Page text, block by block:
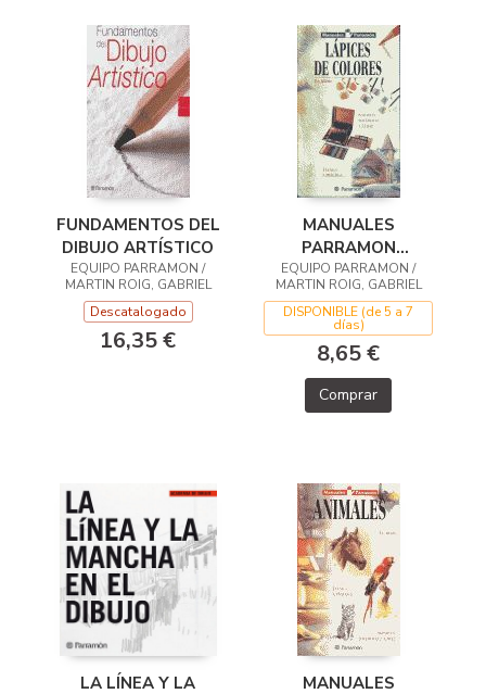
FUNDAMENTOS DEL
DIBUJO ARTÍSTICO
EQUIPO PARRAMON /
MARTIN ROIG, GABRIEL
Descatalogado
16,35 €
MANUALES
PARRAMON
TECNICAS LAPICES
DE COLORES
EQUIPO PARRAMON /
MARTIN ROIG, GABRIEL
DISPONIBLE (de 5 a 7
días)
8,65 €
Comprar
LA LÍNEA Y LA
MANUALES